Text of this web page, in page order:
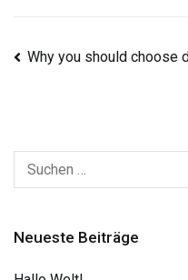
Why you should choose
Suchen
nach:
Neueste Beiträge